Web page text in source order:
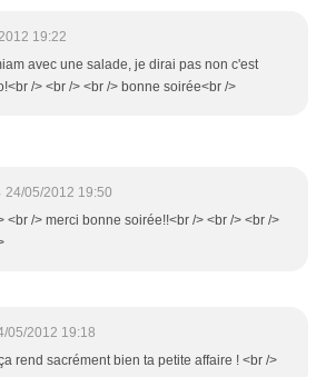
19:22
avec une salade, je dirai pas non c'est
/> <br /> <br /> bonne soirée<br />
24/05/2012 19:50
<br /> merci bonne soirée!!<br /> <br /> <br />
05/2012 19:18
rend sacrément bien ta petite affaire ! <br />